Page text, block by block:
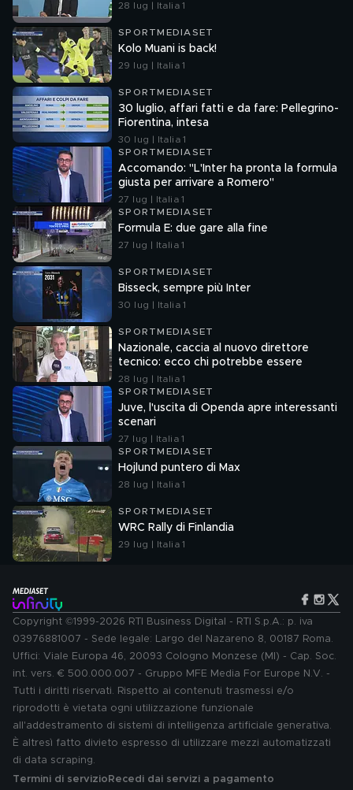
28 lug | Italia 1
SPORTMEDIASET
Kolo Muani is back!
29 lug | Italia 1
SPORTMEDIASET
30 luglio, affari fatti e da fare: Pellegrino-
Fiorentina, intesa
30 lug | Italia 1
SPORTMEDIASET
Accomando: "L'Inter ha pronta la formula
giusta per arrivare a Romero"
27 lug | Italia 1
SPORTMEDIASET
Formula E: due gare alla fine
27 lug | Italia 1
SPORTMEDIASET
Bisseck, sempre più Inter
30 lug | Italia 1
SPORTMEDIASET
Nazionale, caccia al nuovo direttore
tecnico: ecco chi potrebbe essere
28 lug | Italia 1
SPORTMEDIASET
Juve, l'uscita di Openda apre interessanti
scenari
27 lug | Italia 1
SPORTMEDIASET
Hojlund puntero di Max
28 lug | Italia 1
SPORTMEDIASET
WRC Rally di Finlandia
29 lug | Italia 1
Copyright ©1999-2026 RTI Business Digital - RTI S.p.A.: p. iva
03976881007 - Sede legale: Largo del Nazareno 8, 00187 Roma.
Uffici: Viale Europa 46, 20093 Cologno Monzese (MI) - Cap. Soc.
int. vers. € 500.000.007 - Gruppo MFE Media For Europe N.V. -
Tutti i diritti riservati. Rispetto ai contenuti trasmessi e/o
riprodotti è vietata ogni utilizzazione funzionale
all'addestramento di sistemi di intelligenza artificiale generativa.
È altresì fatto divieto espresso di utilizzare mezzi automatizzati
di data scraping.
Termini di servizio Recedi dai servizi a pagamento